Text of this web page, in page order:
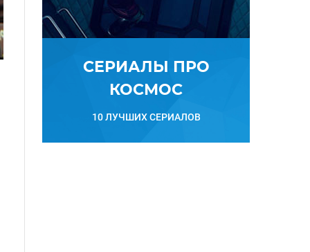
СЕРИАЛЫ ПРО
КОСМОС
10 ЛУЧШИХ СЕРИАЛОВ